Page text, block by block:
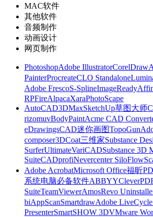
MAC软件
其他软件
音频制作
动画设计
网页制作
PhotoshopAdobe IllustratorCorelDraw
PainterProcreateCLO Standalone
Adobe FrescoS-SplineImageReady
RPFireAlpacaXaraPhotoScape
AutoCAD3DMaxSketchUp草图大师
rizomuvBodyPaintAcme CAD
eDrawingsCAD迷你画图TopoGun
composer3DCoat三维家Substance
SurferUltimateVariCADSubstance 3D
SuiteCADprofiNevercenter Silo
Adobe AcrobatMicrosoft Office福昕
系统电脑必备软件ABBYY
SuiteTeamViewerAmosRevo
biAppScanSmartdrawAdobe
PresenterSmartSHOW 3DVMware